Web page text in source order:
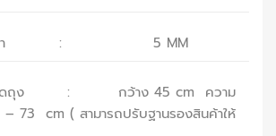
ล หนา : 5 MM
นาดถุง : กว้าง 45 cm ความ
73 cm ( สามารถปรับฐานรองสินค้าให้